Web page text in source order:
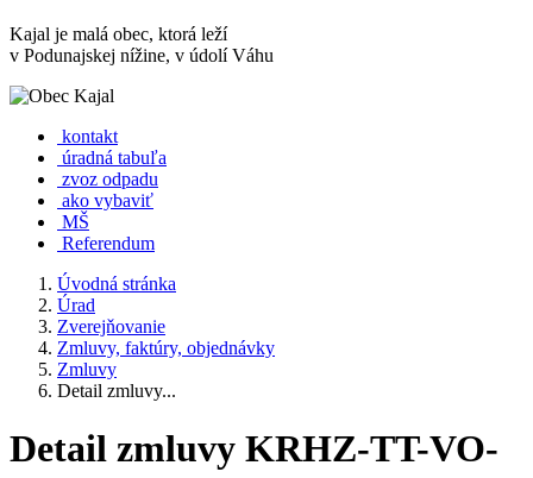
Kajal je malá obec, ktorá leží
v Podunajskej nížine, v údolí Váhu
kontakt
úradná tabuľa
zvoz odpadu
ako vybaviť
MŠ
Referendum
Úvodná stránka
Úrad
Zverejňovanie
Zmluvy, faktúry, objednávky
Zmluvy
Detail zmluvy...
Detail zmluvy KRHZ-TT-VO-